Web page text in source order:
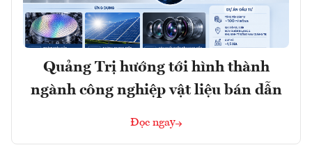
Quảng Trị hướng tới hình thành
ngành công nghiệp vật liệu bán dẫn
Đọc ngay